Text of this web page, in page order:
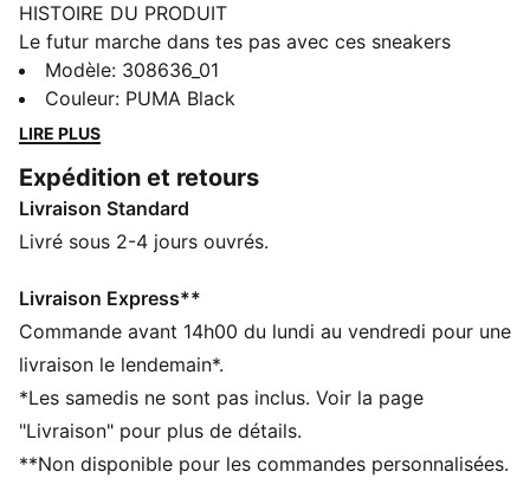
HISTOIRE DU PRODUIT
Le futur marche dans tes pas avec ces sneakers
PUMA x BMW M Motorsport. Elles sont dotées d'une
semelle intérieure SOFTRIDE, d'une semelle extérieure
en caoutchouc et d'une tige en suède stylée. Conçues
suivent, ces sneakers promettent style et confort tout
au long de la journée. C’est la paire parfaite pour tes
aventures quotidiennes.
La tige des chaussures est composée d’au moins 20 %
de matériaux recyclés
SOFTRIDE : mousse souple conçue pour un amorti et
DÉTAILS
Coupe large
Tige en textile
Modèle: 308636_01
Couleur: PUMA Black
LIRE PLUS
Expédition et retours
Livraison Standard
Livré sous 2-4 jours ouvrés.
Livraison Express**
Commande avant 14h00 du lundi au vendredi pour une
livraison le lendemain*.
*Les samedis ne sont pas inclus. Voir la page
"Livraison" pour plus de détails.
**Non disponible pour les commandes personnalisées.